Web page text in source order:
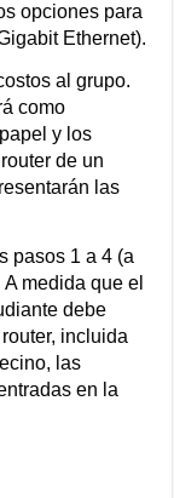
opciones para
Ethernet).
al grupo.
como
y los
de un
las
pasos 1 a 4 (a
medida que el
debe
incluida
las
en la